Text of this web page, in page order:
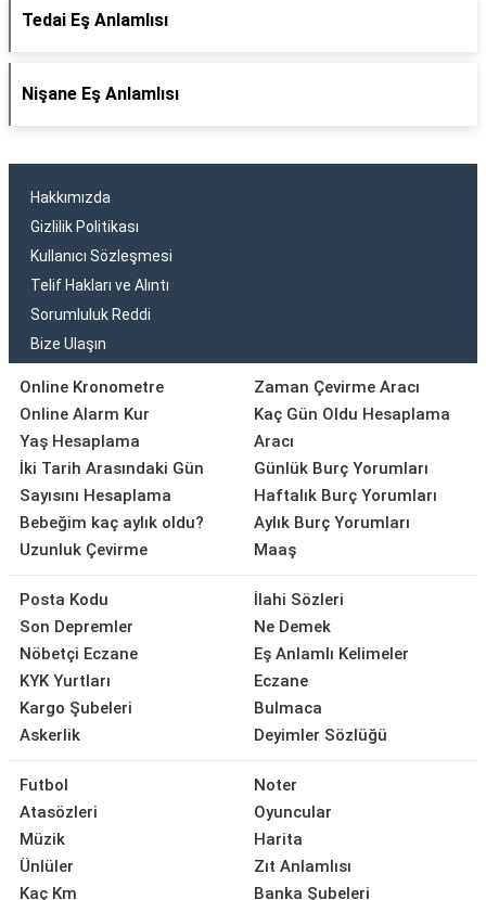
Tedai Eş Anlamlısı
Nişane Eş Anlamlısı
Hakkımızda
Gizlilik Politikası
Kullanıcı Sözleşmesi
Telif Hakları ve Alıntı
Sorumluluk Reddi
Bize Ulaşın
Online Kronometre
Online Alarm Kur
Yaş Hesaplama
İki Tarih Arasındaki Gün
Sayısını Hesaplama
Bebeğim kaç aylık oldu?
Uzunluk Çevirme
Zaman Çevirme Aracı
Kaç Gün Oldu Hesaplama
Aracı
Günlük Burç Yorumları
Haftalık Burç Yorumları
Aylık Burç Yorumları
Maaş
Posta Kodu
Son Depremler
Nöbetçi Eczane
KYK Yurtları
Kargo Şubeleri
Askerlik
İlahi Sözleri
Ne Demek
Eş Anlamlı Kelimeler
Eczane
Bulmaca
Deyimler Sözlüğü
Futbol
Atasözleri
Müzik
Ünlüler
Kaç Km
Noter
Oyuncular
Harita
Zıt Anlamlısı
Banka Şubeleri